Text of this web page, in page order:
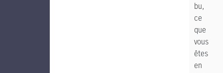
bu,
ce
que
vous
êtes
en